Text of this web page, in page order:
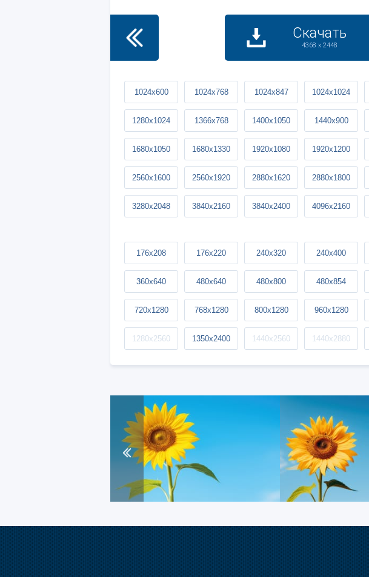
Скачать
4368 x 2448
1024x600 1024x768 1024x847 1024x1024
1280x1024 1366x768 1400x1050 1440x900
1680x1050 1680x1330 1920x1080 1920x1200
2560x1600 2560x1920 2880x1620 2880x1800
3280x2048 3840x2160 3840x2400 4096x2160
176x208 176x220 240x320 240x400
360x640 480x640 480x800 480x854
720x1280 768x1280 800x1280 960x1280
1280x2560 1350x2400 1440x2560 1440x2880